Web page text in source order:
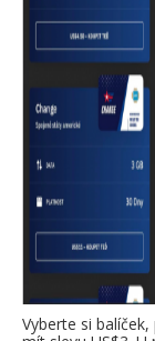
Vyberte si